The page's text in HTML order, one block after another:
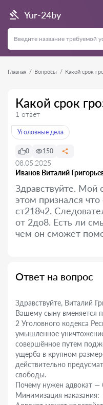
Yur-24by
Главная Вопросы Какой срок
Какой срок
1 ответ
Уголовные дела
Иванов Виталий
0 150
08.05.2025
Здравствуйте. Мой
этом признался
ст218ч2.
от 2до8. Есть ли
чем он сможет
Ответ на вопрос
Здравствуйте, Виталий
Вашему сыну вменяется
2 Уголовного кодекса
умышленное
совершённое путем
ущерба в крупном
действительно
свободы.
Почему нужен адвокат —
Минимизация наказания: